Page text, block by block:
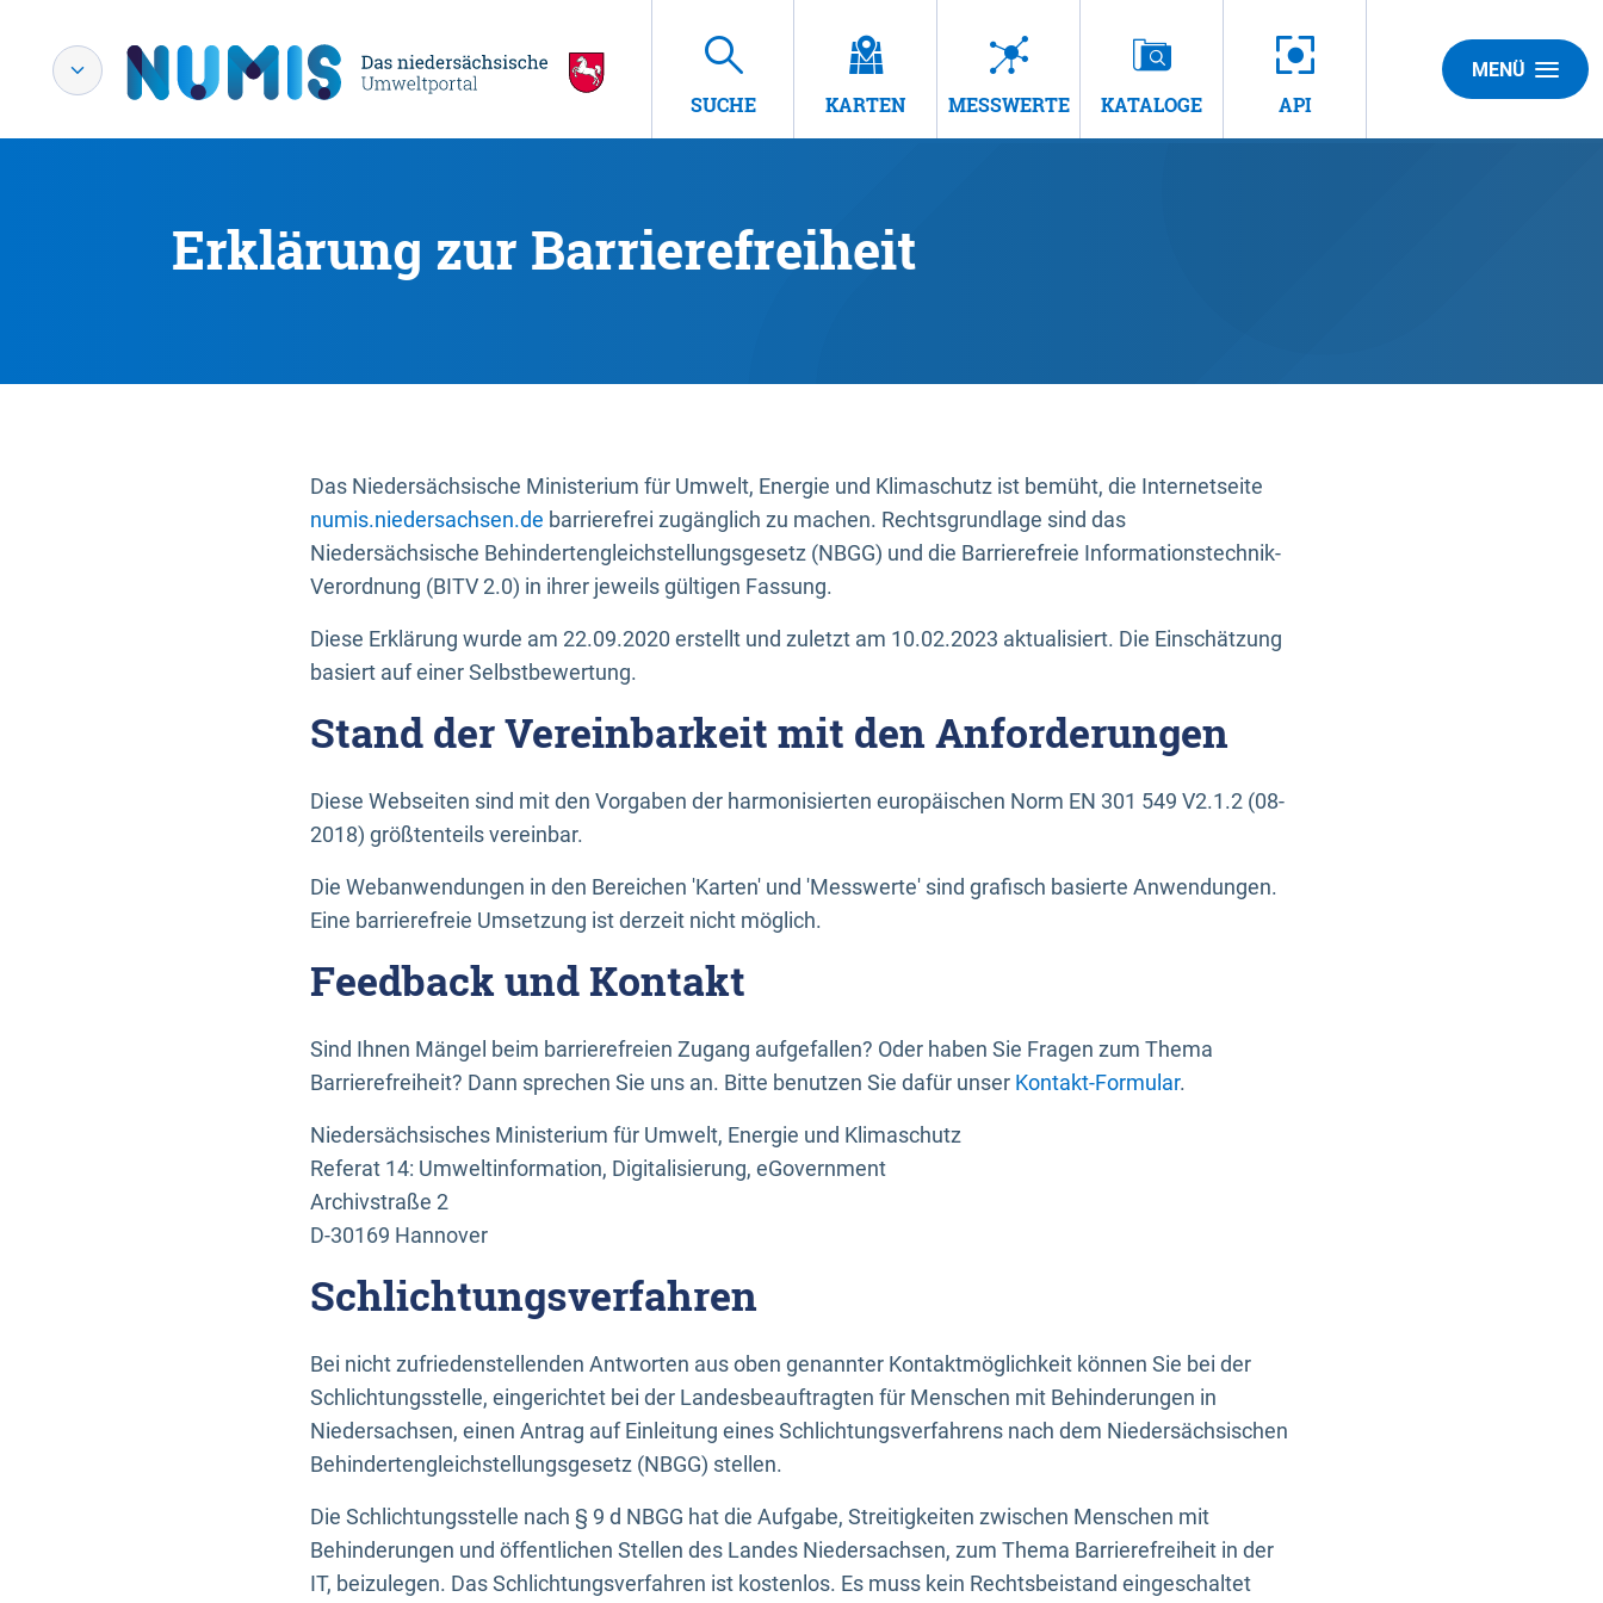
SUCHE KARTEN MESSWERTE KATALOGE API
MENÜ
Erklärung zur Barrierefreiheit
Das Niedersächsische Ministerium für Umwelt, Energie und Klimaschutz ist bemüht, die Internetseite
numis.niedersachsen.de barrierefrei zugänglich zu machen. Rechtsgrundlage sind das
Niedersächsische Behindertengleichstellungsgesetz (NBGG) und die Barrierefreie Informationstechnik-
Verordnung (BITV 2.0) in ihrer jeweils gültigen Fassung.
Diese Erklärung wurde am 22.09.2020 erstellt und zuletzt am 10.02.2023 aktualisiert. Die Einschätzung
basiert auf einer Selbstbewertung.
Stand der Vereinbarkeit mit den Anforderungen
Diese Webseiten sind mit den Vorgaben der harmonisierten europäischen Norm EN 301 549 V2.1.2 (08-
2018) größtenteils vereinbar.
Die Webanwendungen in den Bereichen 'Karten' und 'Messwerte' sind grafisch basierte Anwendungen.
Eine barrierefreie Umsetzung ist derzeit nicht möglich.
Feedback und Kontakt
Sind Ihnen Mängel beim barrierefreien Zugang aufgefallen? Oder haben Sie Fragen zum Thema
Barrierefreiheit? Dann sprechen Sie uns an. Bitte benutzen Sie dafür unser Kontakt-Formular.
Niedersächsisches Ministerium für Umwelt, Energie und Klimaschutz
Referat 14: Umweltinformation, Digitalisierung, eGovernment
Archivstraße 2
D-30169 Hannover
Schlichtungsverfahren
Bei nicht zufriedenstellenden Antworten aus oben genannter Kontaktmöglichkeit können Sie bei der
Schlichtungsstelle, eingerichtet bei der Landesbeauftragten für Menschen mit Behinderungen in
Niedersachsen, einen Antrag auf Einleitung eines Schlichtungsverfahrens nach dem Niedersächsischen
Behindertengleichstellungsgesetz (NBGG) stellen.
Die Schlichtungsstelle nach § 9 d NBGG hat die Aufgabe, Streitigkeiten zwischen Menschen mit
Behinderungen und öffentlichen Stellen des Landes Niedersachsen, zum Thema Barrierefreiheit in der
IT, beizulegen. Das Schlichtungsverfahren ist kostenlos. Es muss kein Rechtsbeistand eingeschaltet